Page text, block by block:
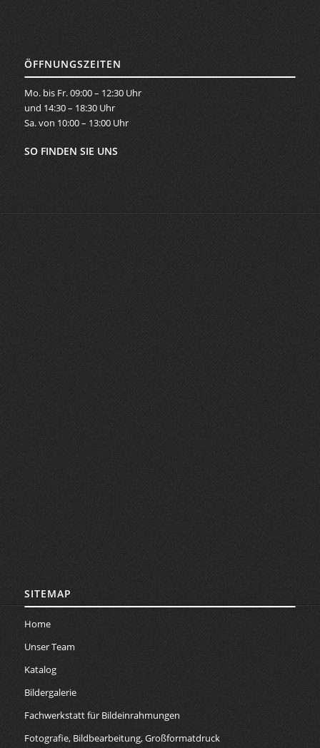
ÖFFNUNGSZEITEN
Mo. bis Fr. 09:00 – 12:30 Uhr
und 14:30 – 18:30 Uhr
Sa. von 10:00 – 13:00 Uhr
SO FINDEN SIE UNS
SITEMAP
Home
Unser Team
Katalog
Bildergalerie
Fachwerkstatt für Bildeinrahmungen
Fotografie, Bildbearbeitung, Großformatdruck